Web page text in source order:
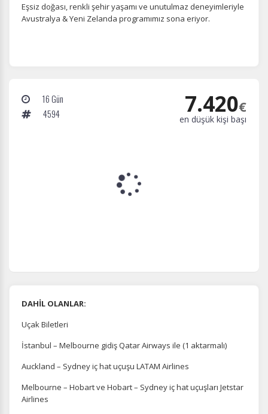
Eşsiz doğası, renkli şehir yaşamı ve unutulmaz deneyimleriyle
Avustralya & Yeni Zelanda programımız sona eriyor.
16 Gün
4594
7.420€
en düşük kişi başı
DAHİL OLANLAR:
Uçak Biletleri
İstanbul – Melbourne gidiş Qatar Airways ile (1 aktarmalı)
Auckland – Sydney iç hat uçuşu LATAM Airlines
Melbourne – Hobart ve Hobart – Sydney iç hat uçuşları Jetstar
Airlines